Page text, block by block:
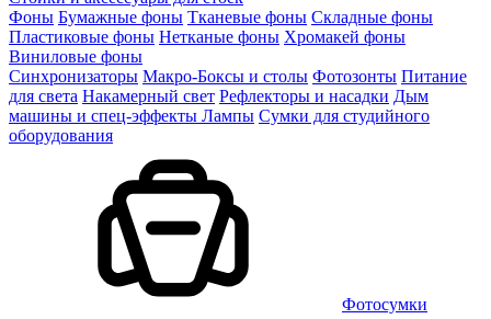
Фоны Бумажные фоны Тканевые фоны Складные фоны
Пластиковые фоны Нетканые фоны Хромакей фоны
Виниловые фоны
Синхронизаторы Макро-Боксы и столы Фотозонты Питание
для света Накамерный свет Рефлекторы и насадки Дым
машины и спец-эффекты Лампы Сумки для студийного
оборудования
Фотосумки